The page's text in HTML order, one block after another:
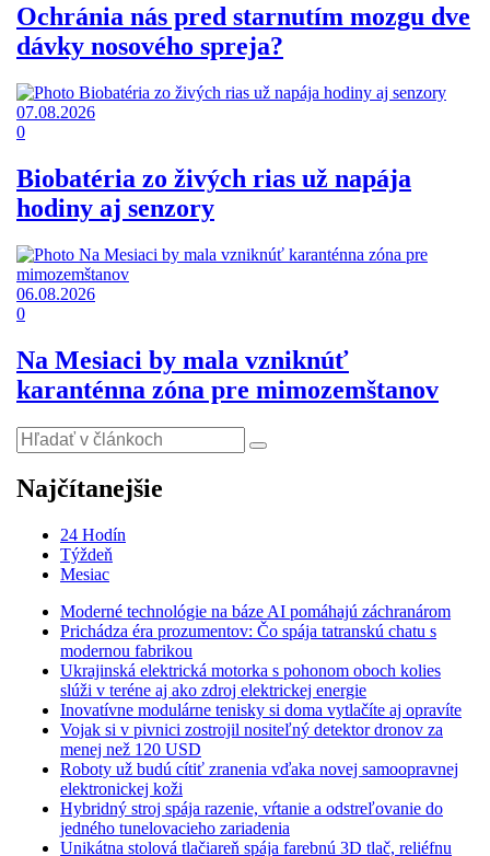
Ochránia nás pred starnutím mozgu dve
dávky nosového spreja?
07.08.2026
0
Biobatéria zo živých rias už napája
hodiny aj senzory
06.08.2026
0
Na Mesiaci by mala vzniknúť
karanténna zóna pre mimozemštanov
Najčítanejšie
24 Hodín
Týždeň
Mesiac
Moderné technológie na báze AI pomáhajú záchranárom
Prichádza éra prozumentov: Čo spája tatranskú chatu s
modernou fabrikou
Ukrajinská elektrická motorka s pohonom oboch kolies
slúži v teréne aj ako zdroj elektrickej energie
Inovatívne modulárne tenisky si doma vytlačíte aj opravíte
Vojak si v pivnici zostrojil nositeľný detektor dronov za
menej než 120 USD
Roboty už budú cítiť zranenia vďaka novej samoopravnej
elektronickej koži
Hybridný stroj spája razenie, vŕtanie a odstreľovanie do
jedného tunelovacieho zariadenia
Unikátna stolová tlačiareň spája farebnú 3D tlač, reliéfnu